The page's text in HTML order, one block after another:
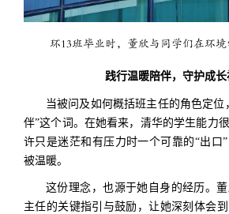
环13班毕业时，董欣与同学们在环
践行温暖陪伴，守护成长
当被问及如何概括班主任的角色定位
伴”这个词。在她看来，清华的学生能力
许只是迷茫和有压力时一个可靠的“出口”
被温暖。
这份理念，也源于她自身的经历。
主任的关键指引与鼓励，让她深刻体会